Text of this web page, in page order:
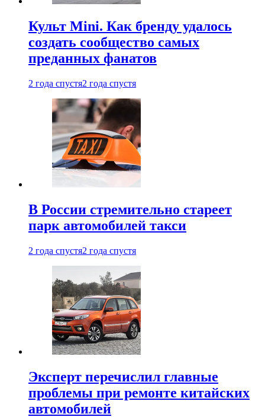
Культ Mini. Как бренду удалось
создать сообщество самых
преданных фанатов
2 года спустя2 года спустя
В России стремительно стареет
парк автомобилей такси
2 года спустя2 года спустя
Эксперт перечислил главные
проблемы при ремонте китайских
автомобилей